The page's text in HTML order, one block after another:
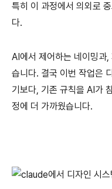
특히 이 과정에서 의외로
다.
AI에서 제어하는 네이밍과
습니다. 결국 이번 작업은
기보다, 기존 규칙을 AI가
정에 더 가까웠습니다.